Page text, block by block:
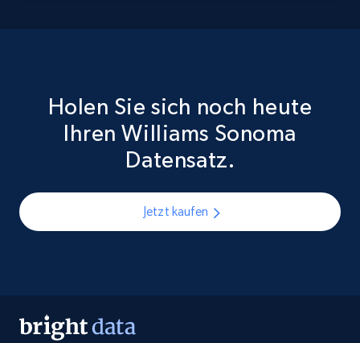
Holen Sie sich noch heute
Ihren Williams Sonoma
Datensatz.
Jetzt kaufen